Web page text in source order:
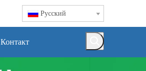
Pусский
Контакт